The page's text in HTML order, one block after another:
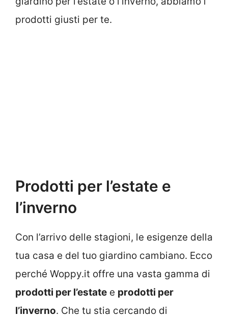
prodotti giusti per te.
Prodotti per l’estate e
l’inverno
Con l’arrivo delle stagioni, le esigenze della
tua casa e del tuo giardino cambiano. Ecco
perché Woppy.it offre una vasta gamma di
prodotti per l’estate e prodotti per
l’inverno. Che tu stia cercando di